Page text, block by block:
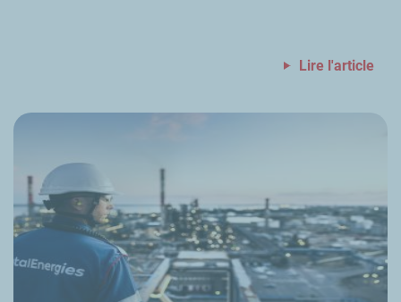
Lire l'article